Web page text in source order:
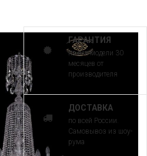
ГАРАНТИЯ
на все модели 30
месяцев от
производителя
ДОСТАВКА
по всей России.
Самовывоз из шоу-
рума